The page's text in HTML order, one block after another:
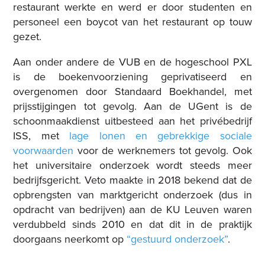
restaurant werkte en werd er door studenten en
personeel een boycot van het restaurant op touw
gezet.
Aan onder andere de VUB en de hogeschool PXL
is de boekenvoorziening geprivatiseerd en
overgenomen door Standaard Boekhandel, met
prijsstijgingen tot gevolg. Aan de UGent is de
schoonmaakdienst uitbesteed aan het privébedrijf
ISS, met lage lonen en gebrekkige sociale
voorwaarden voor de werknemers tot gevolg. Ook
het universitaire onderzoek wordt steeds meer
bedrijfsgericht. Veto maakte in 2018 bekend dat de
opbrengsten van marktgericht onderzoek (dus in
opdracht van bedrijven) aan de KU Leuven waren
verdubbeld sinds 2010 en dat dit in de praktijk
doorgaans neerkomt op “gestuurd onderzoek”.